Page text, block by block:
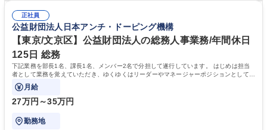
年休120日/デスクワーク中心で残業少なめ
整、資料作成、当日の運営サポート 学歴・資格 学歴：大学院 大学 語学
力： 資格：
正社員
公益財団法人日本アンチ・ドーピング機構
【東京/文京区】公益財団法人の総務人事業務/年間休日
125日 総務
下記業務を部長1名、課長1名、メンバー2名で分担して遂行しています。 はじめは担当
者として業務を覚えていただき、ゆくゆくはリーダーやマネージャーポジションとして活
躍いただくことを期待しています。
月給
27万円～35万円
勤務地